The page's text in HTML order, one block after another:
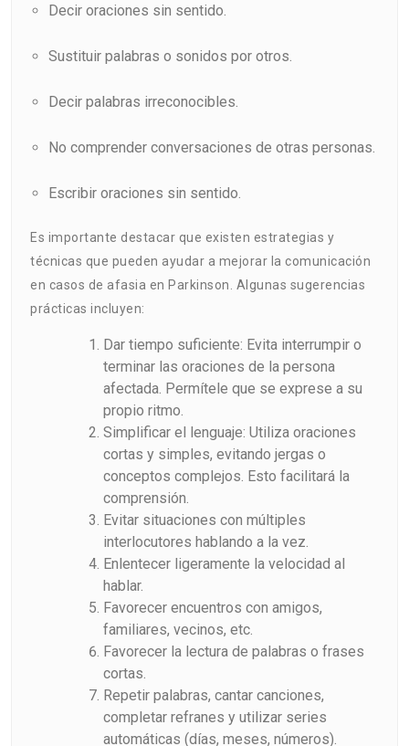
Decir oraciones sin sentido.
Sustituir palabras o sonidos por otros.
Decir palabras irreconocibles.
No comprender conversaciones de otras personas.
Escribir oraciones sin sentido.
Es importante destacar que existen estrategias y
técnicas que pueden ayudar a mejorar la comunicación
en casos de afasia en Parkinson. Algunas sugerencias
prácticas incluyen:
Dar tiempo suficiente: Evita interrumpir o
terminar las oraciones de la persona
afectada. Permítele que se exprese a su
propio ritmo.
Simplificar el lenguaje: Utiliza oraciones
cortas y simples, evitando jergas o
conceptos complejos. Esto facilitará la
comprensión.
Evitar situaciones con múltiples
interlocutores hablando a la vez.
Enlentecer ligeramente la velocidad al
hablar.
Favorecer encuentros con amigos,
familiares, vecinos, etc.
Favorecer la lectura de palabras o frases
cortas.
Repetir palabras, cantar canciones,
completar refranes y utilizar series
automáticas (días, meses, números).